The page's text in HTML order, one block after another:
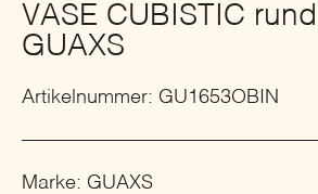
VASE CUBISTIC rund |
GUAXS
Artikelnummer: GU1653OBIN
Marke: GUAXS